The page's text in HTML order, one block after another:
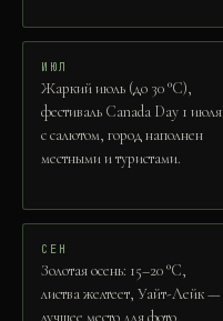
ИЮЛ
Жаркий июль (до 30 °C),
фестиваль Canada Day 1 июля
с салютом, город наполнен
местными и туристами.
СЕН
Золотая осень: 15–20 °C,
листва желтеет, Уайт-Лейк —
лучшее место для фото,